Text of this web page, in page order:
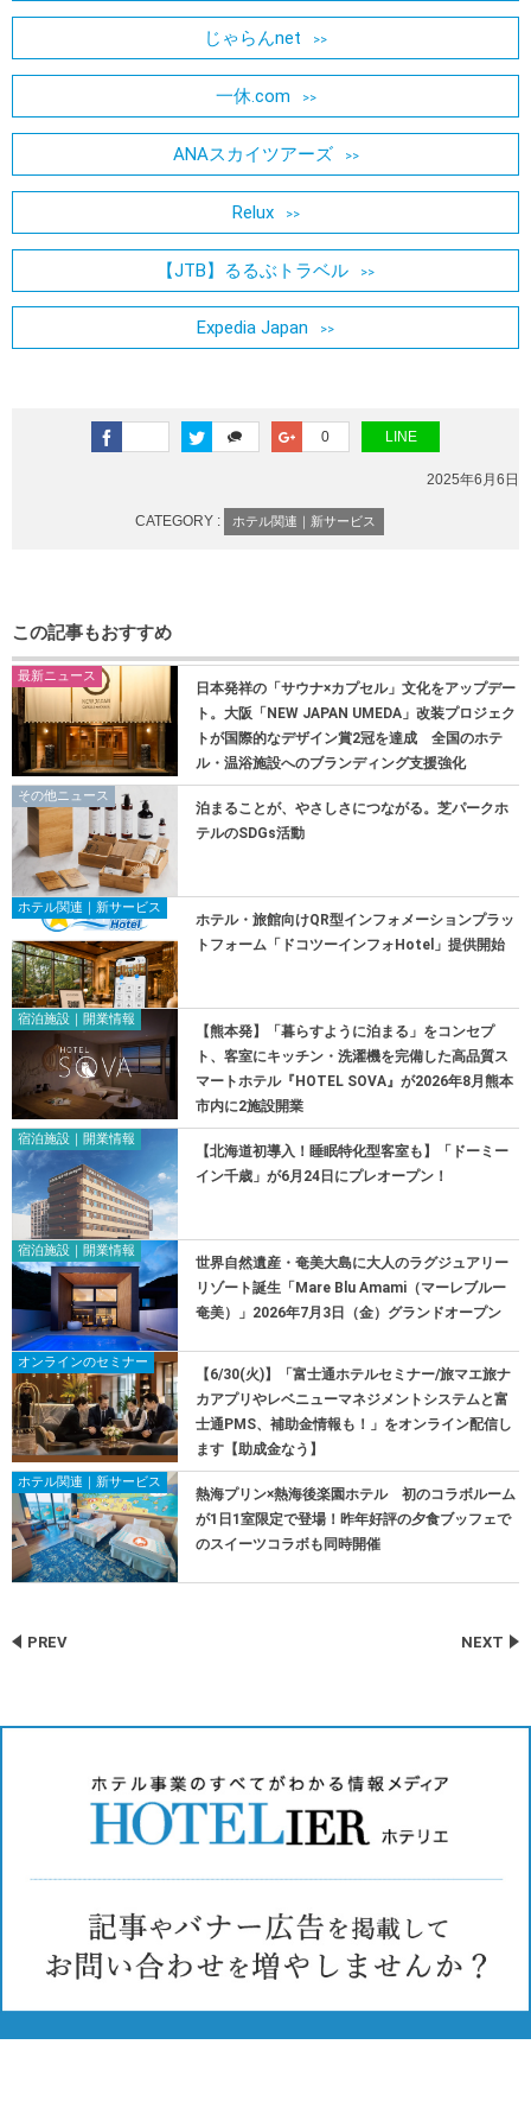
じゃらんnet
一休.com
ANAスカイツアーズ
Relux
【JTB】るるぶトラベル
Expedia Japan
0 LINE
2025年6月6日
CATEGORY : ホテル関連｜新サービス
この記事もおすすめ
最新ニュース
日本発祥の「サウナ×カプセル」文化をアップデー
ト。大阪「NEW JAPAN UMEDA」改装プロジェク
トが国際的なデザイン賞2冠を達成 全国のホテ
ル・温浴施設へのブランディング支援強化
その他ニュース
泊まることが、やさしさにつながる。芝パークホ
テルのSDGs活動
ホテル関連｜新サービス
ホテル・旅館向けQR型インフォメーションプラッ
トフォーム「ドコツーインフォHotel」提供開始
宿泊施設｜開業情報
【熊本発】「暮らすように泊まる」をコンセプ
ト、客室にキッチン・洗濯機を完備した高品質ス
マートホテル『HOTEL SOVA』が2026年8月熊本
市内に2施設開業
宿泊施設｜開業情報
【北海道初導入！睡眠特化型客室も】「ドーミー
イン千歳」が6月24日にプレオープン！
宿泊施設｜開業情報
世界自然遺産・奄美大島に大人のラグジュアリー
リゾート誕生「Mare Blu Amami（マーレブルー
奄美）」2026年7月3日（金）グランドオープン
オンラインのセミナー
【6/30(火)】「富士通ホテルセミナー/旅マエ旅ナ
カアプリやレベニューマネジメントシステムと富
士通PMS、補助金情報も！」をオンライン配信し
ます【助成金なう】
ホテル関連｜新サービス
熱海プリン×熱海後楽園ホテル 初のコラボルーム
が1日1室限定で登場！昨年好評の夕食ブッフェで
のスイーツコラボも同時開催
PREV NEXT